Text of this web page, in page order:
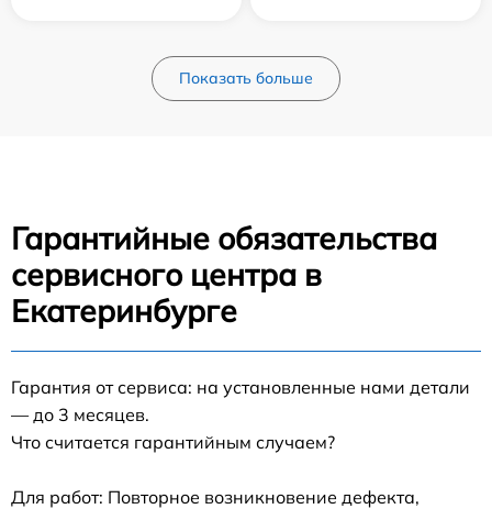
Показать больше
Гарантийные обязательства
сервисного центра в
Екатеринбурге
Гарантия от сервиса: на установленные нами детали
— до 3 месяцев.
Что считается гарантийным случаем?
Для работ: Повторное возникновение дефекта,